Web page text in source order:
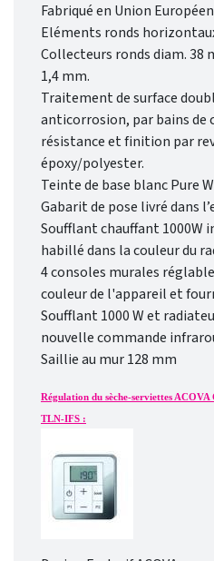
Fabriqué en Union
Eléments ronds
Collecteurs ronds diam. 38
1,4 mm.
Traitement de surface
anticorrosion, par bains de
résistance et finition par
époxy/polyester.
Teinte de base blanc Pure
Gabarit de pose livré dans
Soufflant chauffant 1000W
habillé dans la couleur du
4 consoles murales
couleur de l'appareil et
Soufflant 1000 W et
nouvelle commande
Saillie au mur 128 mm
Régulation du sèche-serviettes
TLN-IFS :